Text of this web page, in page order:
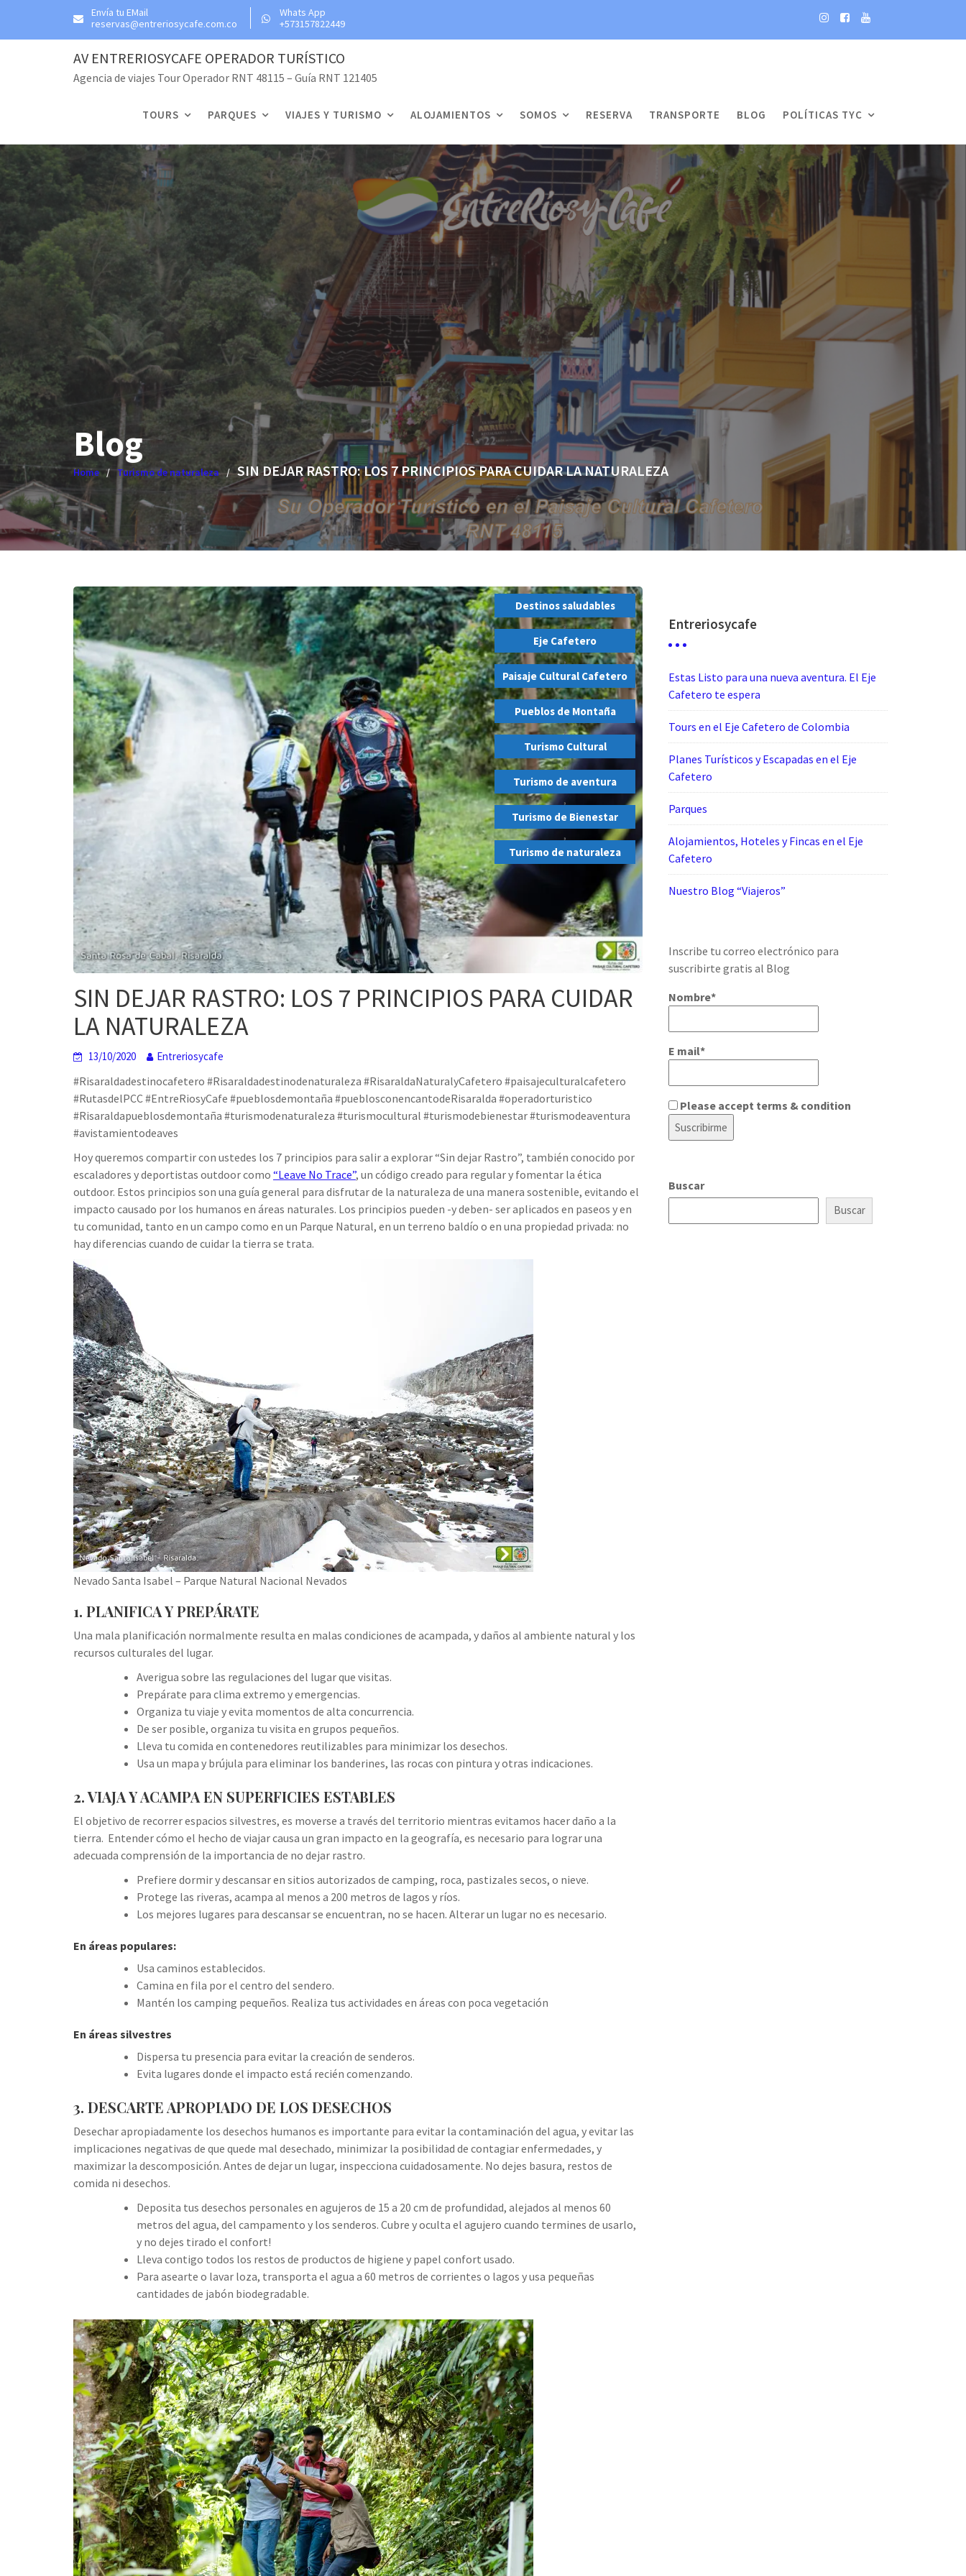
content
Envía tu EMail
reservas@entreriosycafe.com.co
Whats App
+573157822449
AV ENTRERIOSYCAFE OPERADOR TURÍSTICO
Agencia de viajes Tour Operador RNT 48115 – Guía RNT 121405
TOURS PARQUES VIAJES Y TURISMO ALOJAMIENTOS SOMOS RESERVA TRANSPORTE BLOG POLÍTICAS TYC
Blog
Home Turismo de naturaleza SIN DEJAR RASTRO: LOS 7 PRINCIPIOS PARA CUIDAR LA NATURALEZA
Destinos saludables
,
Eje Cafetero
,
Paisaje Cultural Cafetero
,
Pueblos de Montaña
,
Turismo Cultural
,
Turismo de aventura
,
Turismo de Bienestar
,
Turismo de naturaleza
SIN DEJAR RASTRO: LOS 7 PRINCIPIOS PARA CUIDAR
LA NATURALEZA
13/10/2020 Entreriosycafe
#Risaraldadestinocafetero #Risaraldadestinodenaturaleza #RisaraldaNaturalyCafetero #paisajeculturalcafetero
#RutasdelPCC #EntreRiosyCafe #pueblosdemontaña #pueblosconencantodeRisaralda #operadorturistico
#Risaraldapueblosdemontaña #turismodenaturaleza #turismocultural #turismodebienestar #turismodeaventura
#avistamientodeaves
Hoy queremos compartir con ustedes los 7 principios para salir a explorar “Sin dejar Rastro”, también conocido por
escaladores y deportistas outdoor como “Leave No Trace”, un código creado para regular y fomentar la ética
outdoor. Estos principios son una guía general para disfrutar de la naturaleza de una manera sostenible, evitando el
impacto causado por los humanos en áreas naturales. Los principios pueden -y deben- ser aplicados en paseos y en
tu comunidad, tanto en un campo como en un Parque Natural, en un terreno baldío o en una propiedad privada: no
hay diferencias cuando de cuidar la tierra se trata.
Nevado Santa Isabel – Parque Natural Nacional Nevados
1. PLANIFICA Y PREPÁRATE
Una mala planificación normalmente resulta en malas condiciones de acampada, y daños al ambiente natural y los
recursos culturales del lugar.
Averigua sobre las regulaciones del lugar que visitas.
Prepárate para clima extremo y emergencias.
Organiza tu viaje y evita momentos de alta concurrencia.
De ser posible, organiza tu visita en grupos pequeños.
Lleva tu comida en contenedores reutilizables para minimizar los desechos.
Usa un mapa y brújula para eliminar los banderines, las rocas con pintura y otras indicaciones.
2. VIAJA Y ACAMPA EN SUPERFICIES ESTABLES
El objetivo de recorrer espacios silvestres, es moverse a través del territorio mientras evitamos hacer daño a la
tierra. Entender cómo el hecho de viajar causa un gran impacto en la geografía, es necesario para lograr una
adecuada comprensión de la importancia de no dejar rastro.
Prefiere dormir y descansar en sitios autorizados de camping, roca, pastizales secos, o nieve.
Protege las riveras, acampa al menos a 200 metros de lagos y ríos.
Los mejores lugares para descansar se encuentran, no se hacen. Alterar un lugar no es necesario.
En áreas populares:
Usa caminos establecidos.
Camina en fila por el centro del sendero.
Mantén los camping pequeños. Realiza tus actividades en áreas con poca vegetación
En áreas silvestres
Dispersa tu presencia para evitar la creación de senderos.
Evita lugares donde el impacto está recién comenzando.
3. DESCARTE APROPIADO DE LOS DESECHOS
Desechar apropiadamente los desechos humanos es importante para evitar la contaminación del agua, y evitar las
implicaciones negativas de que quede mal desechado, minimizar la posibilidad de contagiar enfermedades, y
maximizar la descomposición. Antes de dejar un lugar, inspecciona cuidadosamente. No dejes basura, restos de
comida ni desechos.
Deposita tus desechos personales en agujeros de 15 a 20 cm de profundidad, alejados al menos 60
metros del agua, del campamento y los senderos. Cubre y oculta el agujero cuando termines de usarlo,
y no dejes tirado el confort!
Lleva contigo todos los restos de productos de higiene y papel confort usado.
Para asearte o lavar loza, transporta el agua a 60 metros de corrientes o lagos y usa pequeñas
cantidades de jabón biodegradable.
Entreriosycafe
Estas Listo para una nueva aventura. El Eje
Cafetero te espera
Tours en el Eje Cafetero de Colombia
Planes Turísticos y Escapadas en el Eje
Cafetero
Parques
Alojamientos, Hoteles y Fincas en el Eje
Cafetero
Nuestro Blog “Viajeros”
Inscribe tu correo electrónico para
suscribirte gratis al Blog
Nombre*
E mail*
Please accept terms & condition
Buscar
Buscar